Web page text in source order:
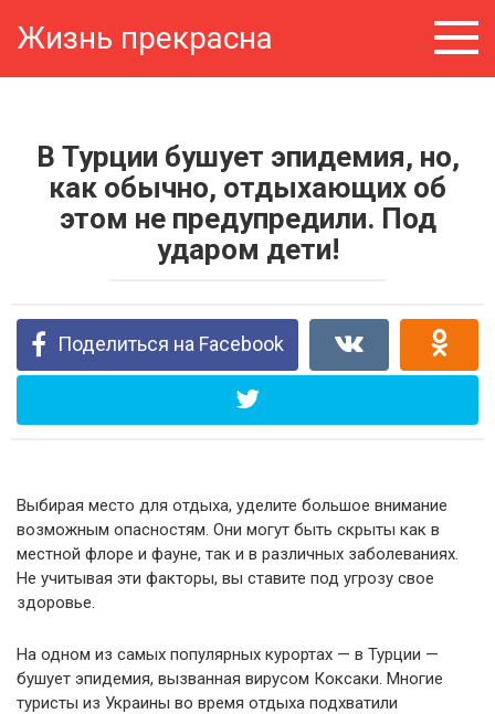
Жизнь прекрасна
В Турции бушует эпидемия, но,
как обычно, отдыхающих об
этом не предупредили. Под
ударом дети!
Поделиться на Facebook
Выбирая место для отдыха, уделите большое внимание
возможным опасностям. Они могут быть скрыты как в
местной флоре и фауне, так и в различных заболеваниях.
Не учитывая эти факторы, вы ставите под угрозу свое
здоровье.
На одном из самых популярных курортах — в Турции —
бушует эпидемия, вызванная вирусом Коксаки. Многие
туристы из Украины во время отдыха подхватили